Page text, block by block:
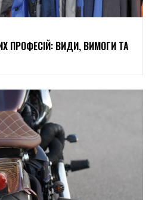
ПРОФЕСІЙ: ВИДИ, ВИМОГИ ТА